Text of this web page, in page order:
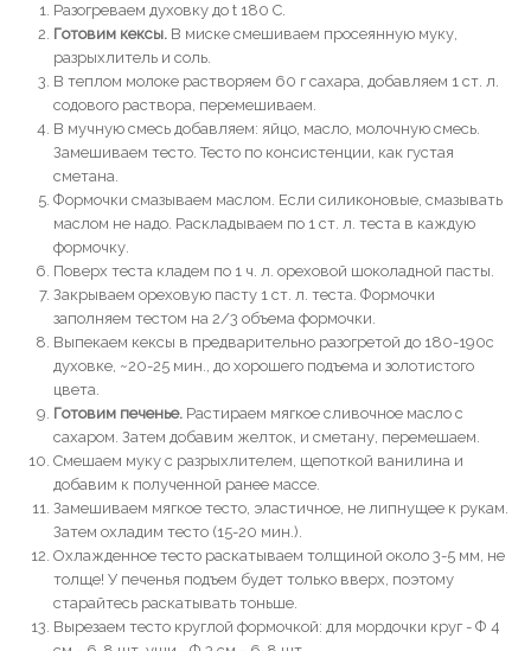
Разогреваем духовку до t 180 С.
Готовим кексы. В миске смешиваем просеянную муку,
разрыхлитель и соль.
В теплом молоке растворяем 60 г сахара, добавляем 1 ст. л.
содового раствора, перемешиваем.
В мучную смесь добавляем: яйцо, масло, молочную смесь.
Замешиваем тесто. Тесто по консистенции, как густая
сметана.
Формочки смазываем маслом. Если силиконовые, смазывать
маслом не надо. Раскладываем по 1 ст. л. теста в каждую
формочку.
Поверх теста кладем по 1 ч. л. ореховой шоколадной пасты.
Закрываем ореховую пасту 1 ст. л. теста. Формочки
заполняем тестом на 2/3 объема формочки.
Выпекаем кексы в предварительно разогретой до 180-190с
духовке, ~20-25 мин., до хорошего подъема и золотистого
цвета.
Готовим печенье. Растираем мягкое сливочное масло с
сахаром. Затем добавим желток, и сметану, перемешаем.
Смешаем муку с разрыхлителем, щепоткой ванилина и
добавим к полученной ранее массе.
Замешиваем мягкое тесто, эластичное, не липнущее к рукам.
Затем охладим тесто (15-20 мин.).
Охлажденное тесто раскатываем толщиной около 3-5 мм, не
толще! У печенья подъем будет только вверх, поэтому
старайтесь раскатывать тоньше.
Вырезаем тесто круглой формочкой: для мордочки круг - Ф 4